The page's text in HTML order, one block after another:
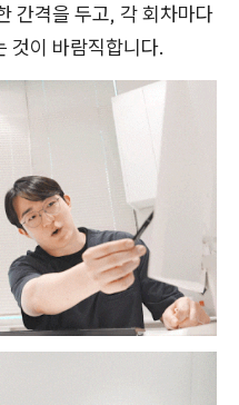
간격을 두고, 각 회차마다
것이 바람직합니다.